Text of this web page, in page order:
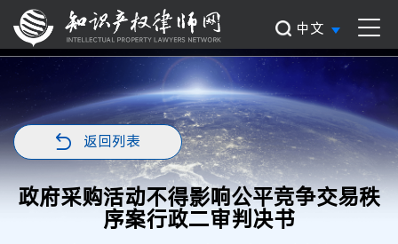
中文
返回列表
政府采购活动不得影响公平竞争交易秩
序案行政二审判决书